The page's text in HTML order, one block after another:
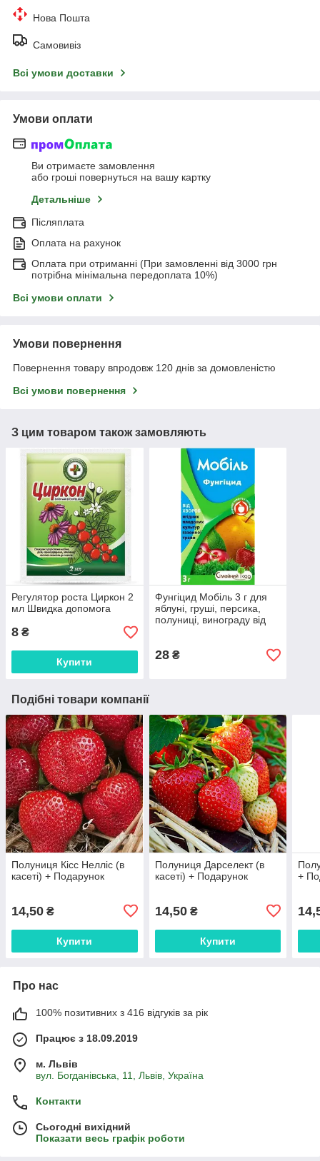
Нова Пошта
Самовивіз
Всі умови доставки
Умови оплати
Ви отримаєте замовлення
або гроші повернуться на вашу картку
Детальніше
Післяплата
Оплата на рахунок
Оплата при отриманні (При замовленні від 3000 грн
потрібна мінімальна передоплата 10%)
Всі умови оплати
Умови повернення
Повернення товару впродовж 120 днів за домовленістю
Всі умови повернення
З цим товаром також замовляють
Регулятор роста Циркон 2
мл Швидка допомога
8 ₴
Купити
Фунгіцид Мобіль 3 г для
яблуні, груші, персика,
полуниці, винограду від
28₴
Подібні товари компанії
Полуниця Кісс Нелліс (в
касеті) + Подарунок
14,50 ₴
Купити
Полуниця Дарселект (в
касеті) + Подарунок
14,50₴
Купити
+
Про нас
100% позитивних з 416 відгуків за рік
Працює з 18.09.2019
м. Львів
вул. Богданівська, 11, Львів, Україна
Контакти
Сьогодні вихідний
Показати весь графік роботи